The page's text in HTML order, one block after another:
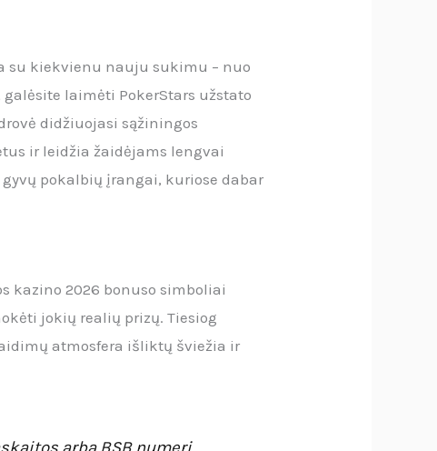
su kiekvienu nauju sukimu – nuo
laimėti PokerStars užstato
didžiuojasi sąžiningos
ir leidžia žaidėjams lengvai
pokalbių įrangai, kuriose dabar
kazino 2026 bonuso simboliai
jokių realių prizų. Tiesiog
atmosfera išliktų šviežia ir